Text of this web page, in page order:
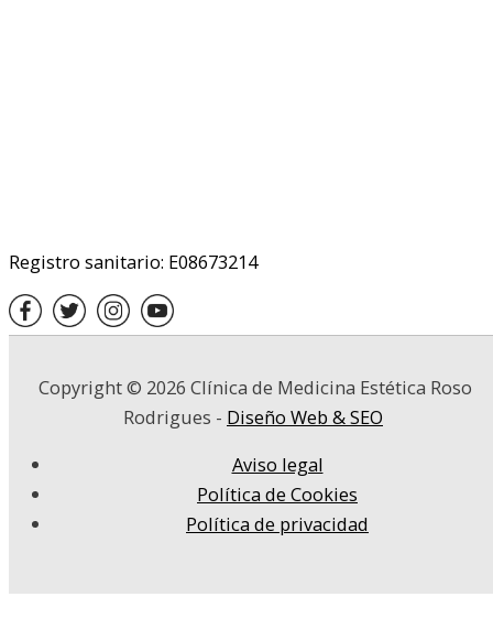
Registro sanitario: E08673214
Copyright © 2026 Clínica de Medicina Estética Roso
Rodrigues - Diseño Web & SEO
Aviso legal
Política de Cookies
Política de privacidad